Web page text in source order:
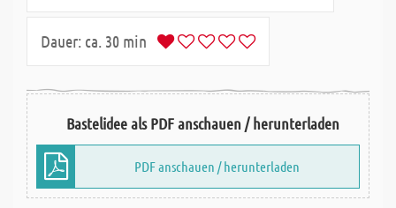
Dauer: ca. 30 min
Bastelidee als PDF anschauen / herunterladen
PDF anschauen / herunterladen